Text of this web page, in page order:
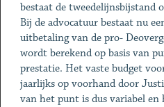
bestaat de tweedelijnsbijstand
Bij de advocatuur bestaat nu
uitbetaling van de pro-
wordt berekend op basis van
prestatie. Het vaste budget
jaarlijks op voorhand door
van het punt is dus variabel